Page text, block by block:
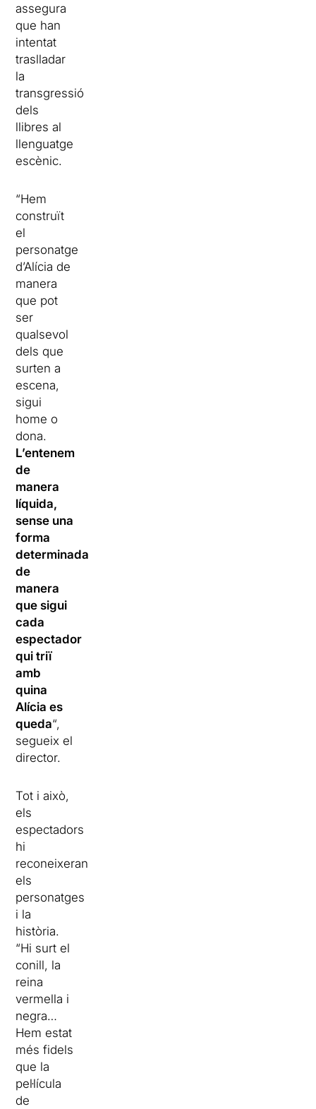
assegura
que han
intentat
traslladar
la
transgressió
dels
llibres al
llenguatge
escènic.
“Hem
construït
el
personatge
d’Alícia de
manera
que pot
ser
qualsevol
dels que
surten a
escena,
sigui
home o
dona.
L’entenem
de
manera
líquida,
sense una
forma
determinada,
de
manera
que sigui
cada
espectador
qui triï
amb
quina
Alícia es
queda“,
segueix el
director.
Tot i això,
els
espectadors
hi
reconeixeran
els
personatges
i la
història.
“Hi surt el
conill, la
reina
vermella i
negra…
Hem estat
més fidels
que la
pel·lícula
de